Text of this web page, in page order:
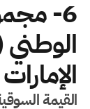
6-
القيمة